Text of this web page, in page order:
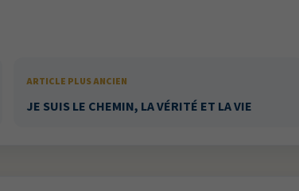
ARTICLE PLUS ANCIEN
JE SUIS LE CHEMIN, LA VÉRITÉ ET LA VIE